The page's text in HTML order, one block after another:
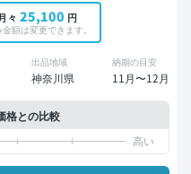
月々 25,100 円
金額は変更できます。
出品地域
神奈川県
納期の目安
11月〜12月
格との比較